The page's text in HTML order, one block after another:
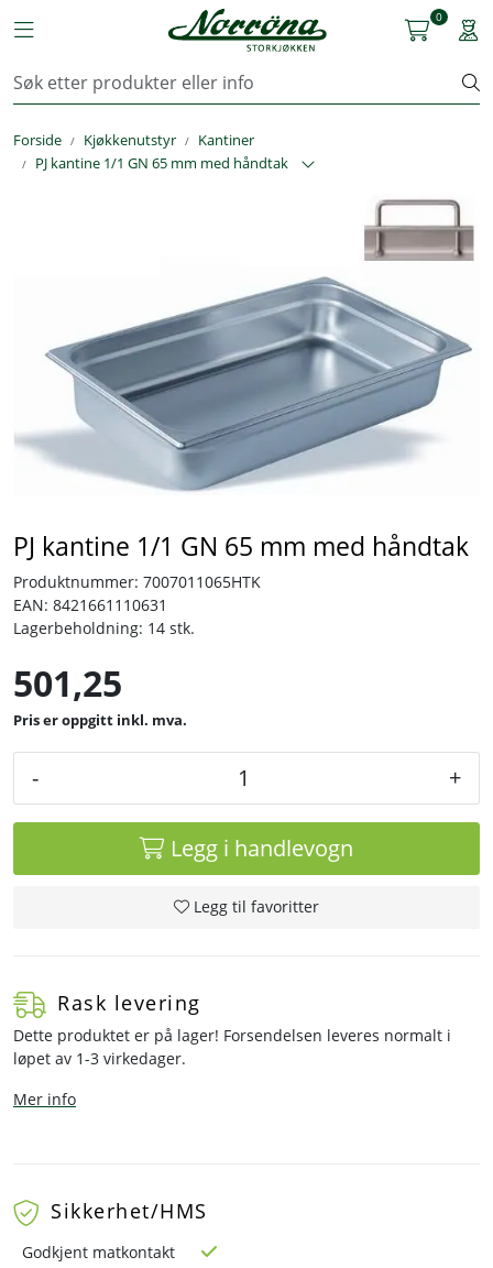
Toggle navigation
0
Forside Kjøkkenutstyr
Kantiner
PJ kantine 1/1 GN 65 mm med håndtak
PJ kantine 1/1 GN 65 mm med håndtak
Produktnummer: 7007011065HTK
EAN: 8421661110631
Lagerbeholdning: 14 stk.
501,25
inkl. mva.
- +
Legg i handlevogn
Legg til favoritter
Rask levering
Dette produktet er på lager! Forsendelsen leveres normalt i
løpet av 1-3 virkedager.
Mer info
Sikkerhet/HMS
Godkjent matkontakt
Kjøkkenutstyr
Storkjøkken
Service
OUTLET
Tjenester
Bransjer